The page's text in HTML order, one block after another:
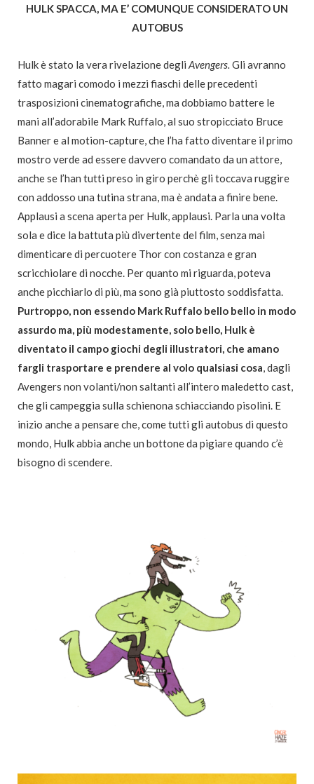
HULK SPACCA, MA E’ COMUNQUE CONSIDERATO UN
AUTOBUS
Hulk è stato la vera rivelazione degli Avengers. Gli avranno
fatto magari comodo i mezzi fiaschi delle precedenti
trasposizioni cinematografiche, ma dobbiamo battere le
mani all’adorabile Mark Ruffalo, al suo stropicciato Bruce
Banner e al motion-capture, che l’ha fatto diventare il primo
mostro verde ad essere davvero comandato da un attore,
anche se l’han tutti preso in giro perchè gli toccava ruggire
con addosso una tutina strana, ma è andata a finire bene.
Applausi a scena aperta per Hulk, applausi. Parla una volta
sola e dice la battuta più divertente del film, senza mai
dimenticare di percuotere Thor con costanza e gran
scricchiolare di nocche. Per quanto mi riguarda, poteva
anche picchiarlo di più, ma sono già piuttosto soddisfatta.
Purtroppo, non essendo Mark Ruffalo bello bello in modo
assurdo ma, più modestamente, solo bello, Hulk è
diventato il campo giochi degli illustratori, che amano
fargli trasportare e prendere al volo qualsiasi cosa, dagli
Avengers non volanti/non saltanti all’intero maledetto cast,
che gli campeggia sulla schienona schiacciando pisolini. E
inizio anche a pensare che, come tutti gli autobus di questo
mondo, Hulk abbia anche un bottone da pigiare quando c’è
bisogno di scendere.